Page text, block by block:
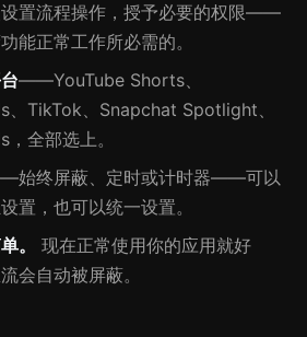
设置流程操作，授予必要的权限——
能正常工作所必需的。
——YouTube Shorts、
、TikTok、Snapchat Spotlight、
全部选上。
始终屏蔽、定时或计时器——可以
置，也可以统一设置。
。
现在正常使用你的应用就好
自动被屏蔽。